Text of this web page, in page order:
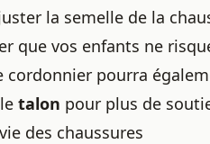
la semelle de la
que vos enfants ne
cordonnier pourra
talon pour plus de
des chaussures